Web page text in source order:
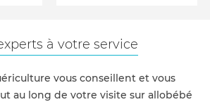
à votre service
vous conseillent et vous
au long de votre visite sur allobébé